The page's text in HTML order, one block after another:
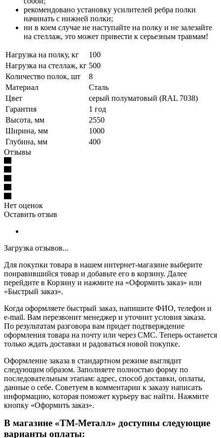
рекомендовано установку усилителей ребра полки
начинать с нижней полки;
ни в коем случае не наступайте на полку и не залезайте
на стеллаж, это может привести к серьезным травмам!
Нагрузка на полку, кг
100
Нагрузка на стеллаж, кг 500
Количество полок, шт
8
Материал
Сталь
Цвет
серый полуматовый (RAL 7038)
Гарантия
1 год
Высота, мм
2550
Ширина, мм
1000
Глубина, мм
400
Отзывы
Нет оценок
Оставить отзыв
Загрузка отзывов...
Для покупки товара в нашем интернет-магазине выберите
понравившийся товар и добавьте его в корзину. Далее
перейдите в Корзину и нажмите на «Оформить заказ» или
«Быстрый заказ».
Когда оформляете быстрый заказ, напишите ФИО, телефон и
e-mail. Вам перезвонит менеджер и уточнит условия заказа.
По результатам разговора вам придет подтверждение
оформления товара на почту или через СМС. Теперь останется
только ждать доставки и радоваться новой покупке.
Оформление заказа в стандартном режиме выглядит
следующим образом. Заполняете полностью форму по
последовательным этапам: адрес, способ доставки, оплаты,
данные о себе. Советуем в комментарии к заказу написать
информацию, которая поможет курьеру вас найти. Нажмите
кнопку «Оформить заказ».
В магазине «ТМ-Металл» доступны следующие
варианты оплаты: